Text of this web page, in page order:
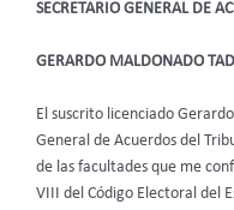
SECRETARIO GENERAL DE
GERARDO MALDONADO
El suscrito licenciado
General de Acuerdos del
de las facultades que me
VIII del Código Electoral del